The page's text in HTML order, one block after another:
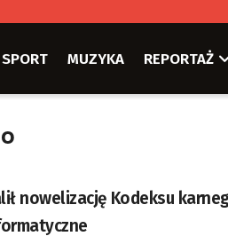
SPORT MUZYKA REPORTAŻ
nowelizację Kodeksu